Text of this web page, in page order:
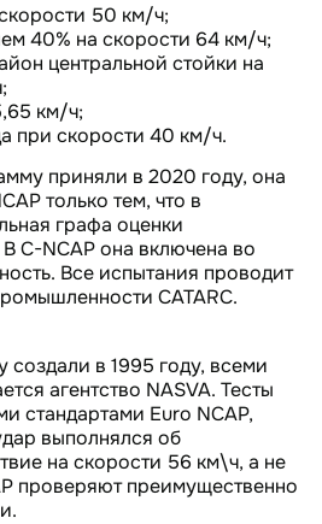
50 км/ч;
40% на скорости 64 км/ч;
центральной стойки на
км/ч;
при скорости 40 км/ч.
приняли в 2020 году, она
только тем, что в
графа оценки
C-NCAP она включена во
Все испытания проводит
CATARC.
в 1995 году, всеми
агентство NASVA. Тесты
стандартами Euro NCAP,
выполнялся об
на скорости 56 км\ч, а не
проверяют преимущественно